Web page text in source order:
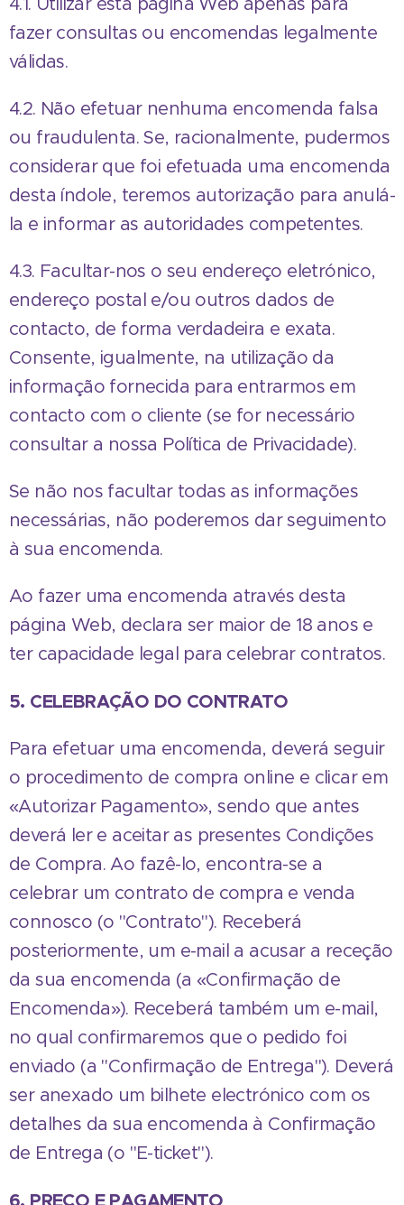
fazer consultas ou encomendas legalmente
válidas.
4.2. Não efetuar nenhuma encomenda falsa
ou fraudulenta. Se, racionalmente, pudermos
considerar que foi efetuada uma encomenda
desta índole, teremos autorização para anulá-
la e informar as autoridades competentes.
4.3. Facultar-nos o seu endereço eletrónico,
endereço postal e/ou outros dados de
contacto, de forma verdadeira e exata.
Consente, igualmente, na utilização da
informação fornecida para entrarmos em
contacto com o cliente (se for necessário
consultar a nossa Política de Privacidade).
Se não nos facultar todas as informações
necessárias, não poderemos dar seguimento
à sua encomenda.
Ao fazer uma encomenda através desta
página Web, declara ser maior de 18 anos e
ter capacidade legal para celebrar contratos.
5. CELEBRAÇÃO DO CONTRATO
Para efetuar uma encomenda, deverá seguir
o procedimento de compra online e clicar em
«Autorizar Pagamento», sendo que antes
deverá ler e aceitar as presentes Condições
de Compra. Ao fazê-lo, encontra-se a
celebrar um contrato de compra e venda
connosco (o "Contrato"). Receberá
posteriormente, um e-mail a acusar a receção
da sua encomenda (a «Confirmação de
Encomenda»). Receberá também um e-mail,
no qual confirmaremos que o pedido foi
enviado (a "Confirmação de Entrega"). Deverá
ser anexado um bilhete electrónico com os
detalhes da sua encomenda à Confirmação
de Entrega (o "E-ticket").